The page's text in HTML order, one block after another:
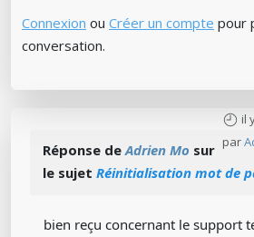
Connexion ou Créer un compte pour
conversation.
il
par
Réponse deAdrien Mo sur
le sujet Réinitialisation mot de
bien reçu concernant le support